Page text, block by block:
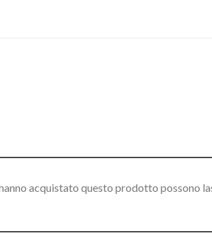
acquistato questo prodotto possono